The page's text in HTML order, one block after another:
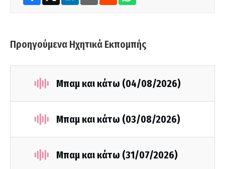
Προηγούμενα Ηχητικά Εκπομπής
Μπαμ και κάτω (04/08/2026)
Μπαμ και κάτω (03/08/2026)
Μπαμ και κάτω (31/07/2026)